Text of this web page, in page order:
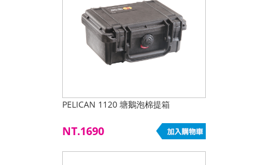
PELICAN 1120 塘鵝泡棉提箱
NT.1690